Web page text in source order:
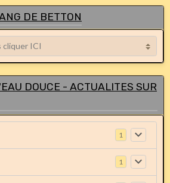
DE BETTON
DOUCE - ACTUALITES SUR
1
1